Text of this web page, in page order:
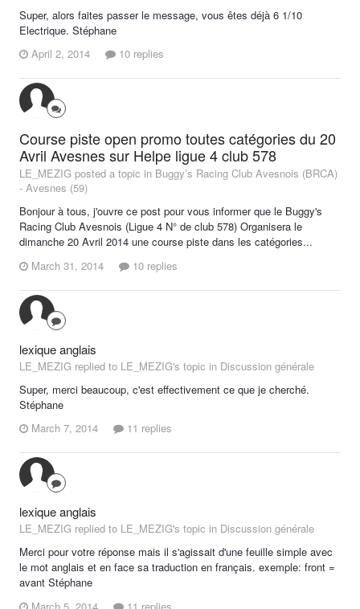
Super, alors faites passer le message, vous êtes déjà 6 1/10
Electrique. Stéphane
April 2, 2014
10 replies
Course piste open promo toutes catégories du 20
Avril Avesnes sur Helpe ligue 4 club 578
LE_MEZIG posted a topic in Buggy’s Racing Club Avesnois (BRCA)
- Avesnes (59)
Bonjour à tous, j'ouvre ce post pour vous informer que le Buggy's
Racing Club Avesnois (Ligue 4 N° de club 578) Organisera le
dimanche 20 Avril 2014 une course piste dans les catégories...
March 31, 2014
10 replies
lexique anglais
LE_MEZIG replied to LE_MEZIG's topic in Discussion générale
Super, merci beaucoup, c'est effectivement ce que je cherché.
Stéphane
March 7, 2014
11 replies
lexique anglais
LE_MEZIG replied to LE_MEZIG's topic in Discussion générale
Merci pour votre réponse mais il s'agissait d'une feuille simple avec
le mot anglais et en face sa traduction en français. exemple: front =
avant Stéphane